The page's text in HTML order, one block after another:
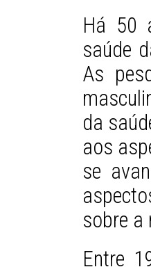
Há 50
saúde
As
da
aos
se
sobre a
Entre